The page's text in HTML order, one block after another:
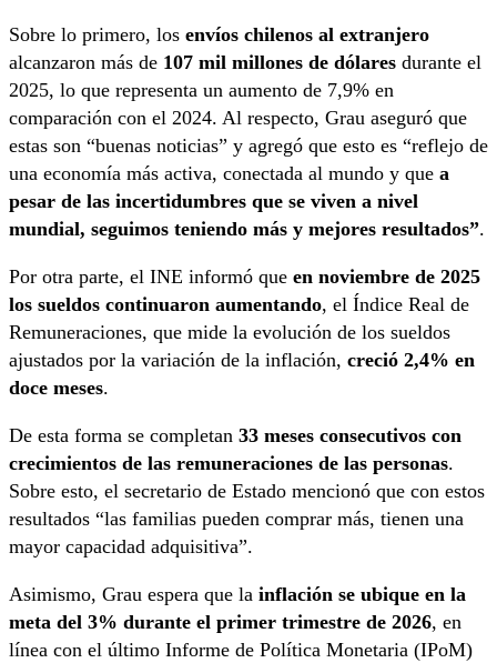
Sobre lo primero, los envíos chilenos al extranjero
alcanzaron más de 107 mil millones de dólares durante el
2025, lo que representa un aumento de 7,9% en
comparación con el 2024. Al respecto, Grau aseguró que
estas son “buenas noticias” y agregó que esto es “reflejo de
una economía más activa, conectada al mundo y que a
pesar de las incertidumbres que se viven a nivel
mundial, seguimos teniendo más y mejores resultados”.
Por otra parte, el INE informó que en noviembre de 2025
los sueldos continuaron aumentando, el Índice Real de
Remuneraciones, que mide la evolución de los sueldos
ajustados por la variación de la inflación, creció 2,4% en
doce meses.
De esta forma se completan 33 meses consecutivos con
crecimientos de las remuneraciones de las personas.
Sobre esto, el secretario de Estado mencionó que con estos
resultados “las familias pueden comprar más, tienen una
mayor capacidad adquisitiva”.
Asimismo, Grau espera que la inflación se ubique en la
meta del 3% durante el primer trimestre de 2026, en
línea con el último Informe de Política Monetaria (IPoM)